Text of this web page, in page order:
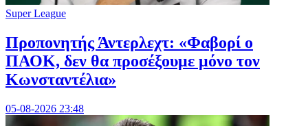
Super League
Προπονητής Άντερλεχτ: «Φαβορί ο
ΠΑΟΚ, δεν θα προσέξουμε μόνο τον
Κωνσταντέλια»
05-08-2026 23:48